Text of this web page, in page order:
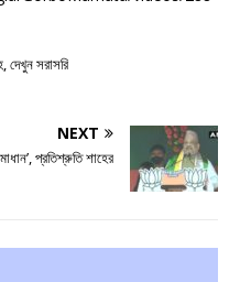
দেখুন সরাসরি
NEXT
প্রতিশ্রুতি শাহের